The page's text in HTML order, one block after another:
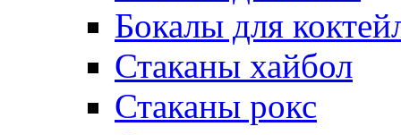
Бокалы для
Стаканы хайбол
Стаканы рокс